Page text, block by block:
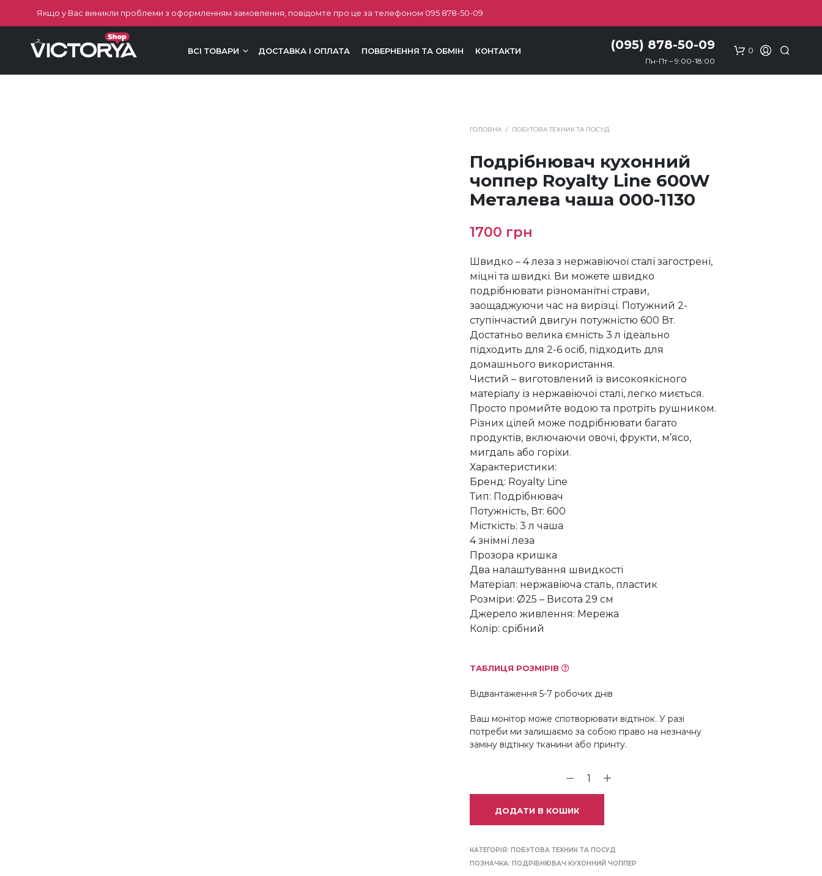
Якщо у Вас виникли проблеми з оформленням замовлення, повідомте про це за телефоном 095 878-50-09
ВСІ ТОВАРИ ДОСТАВКА І ОПЛАТА ПОВЕРНЕННЯ ТА ОБМІН КОНТАКТИ (095) 878-50-09
Пн-Пт – 9:00-18:00
0
ГОЛОВНА / ПОБУТОВА ТЕХНИК ТА ПОСУД
Подрібнювач кухонний
чоппер Royalty Line 600W
Металева чаша 000-1130
1700 грн
Швидко – 4 леза з нержавіючої сталі загострені,
міцні та швидкі. Ви можете швидко
подрібнювати різноманітні страви,
заощаджуючи час на вирізці. Потужний 2-
ступінчастий двигун потужністю 600 Вт.
Достатньо велика ємність 3 л ідеально
підходить для 2-6 осіб, підходить для
домашнього використання.
Чистий – виготовлений із високоякісного
матеріалу із нержавіючої сталі, легко миється.
Просто промийте водою та протріть рушником.
Різних цілей може подрібнювати багато
продуктів, включаючи овочі, фрукти, м’ясо,
мигдаль або горіхи.
Характеристики:
Бренд: Royalty Line
Тип: Подрібнювач
Потужність, Вт: 600
Місткість: 3 л чаша
4 знімні леза
Прозора кришка
Два налаштування швидкості
Матеріал: нержавіюча сталь, пластик
Розміри: Ø25 – Висота 29 см
Джерело живлення: Мережа
Колір: срібний
ТАБЛИЦЯ РОЗМІРІВ
Відвантаження 5-7 робочих днів
Ваш монітор може спотворювати відтінок. У разі
потреби ми залишаємо за собою право на незначну
заміну відтінку тканини або принту.
ДОДАТИ В КОШИК
КАТЕГОРІЯ:ПОБУТОВА ТЕХНИК ТА ПОСУД
ПОЗНАЧКА:ПОДРІБНЮВАЧ КУХОННИЙ ЧОППЕР